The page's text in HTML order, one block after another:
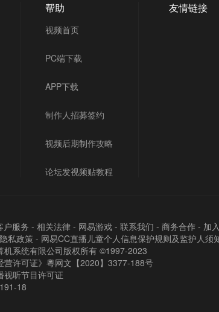
帮助
视频首页
PC端下载
APP下载
制作人招募签约
视频后期制作攻略
论坛发视频贴教程
友情链接
户服务 - 相关法律 - 网易游戏 - 联系我们 - 商务合作 - 加
私政策 - 网易CC直播儿童个人信息保护规则及监护人须
机系统有限公司版权所有 ©1997-2023
营许可证》粵网文【2020】3377-188号
视听节目许可证
18